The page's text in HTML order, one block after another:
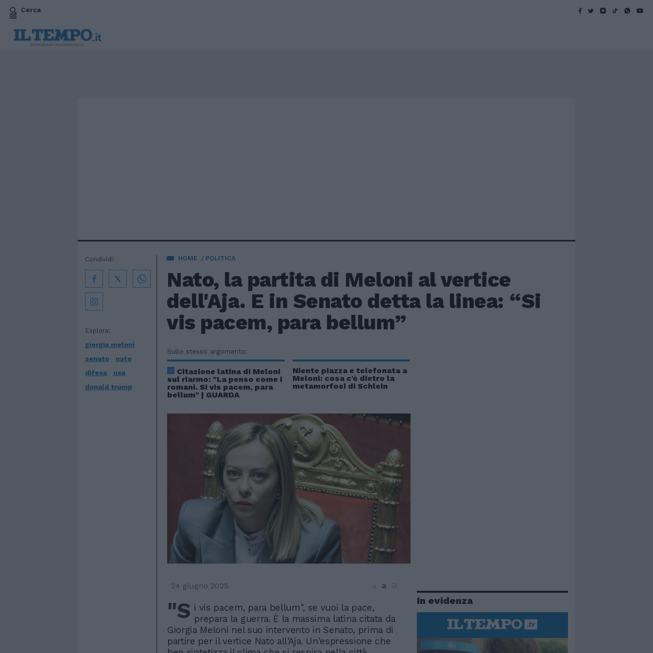
Cerca
HOME POLITICA
Nato, la partita di Meloni al vertice
dell'Aja. E in Senato detta la linea: “Si
vis pacem, para bellum”
Esplora:
giorgia meloni
senato
nato
difesa
usa
donald trump
Condividi:
Sullo stesso argomento:
Citazione latina di Meloni
sul riarmo: "La penso come i
romani. Si vis pacem, para
bellum" | GUARDA
Niente piazza e telefonata a
Meloni: cosa c'è dietro la
metamorfosi di Schlein
24 giugno 2025 a
"S i vis pacem, para bellum", se vuoi la pace,
prepara la guerra. È la massima latina citata da
Giorgia Meloni nel suo intervento in Senato, prima di
partire per il vertice Nato all'Aja. Un'espressione che
In evidenza